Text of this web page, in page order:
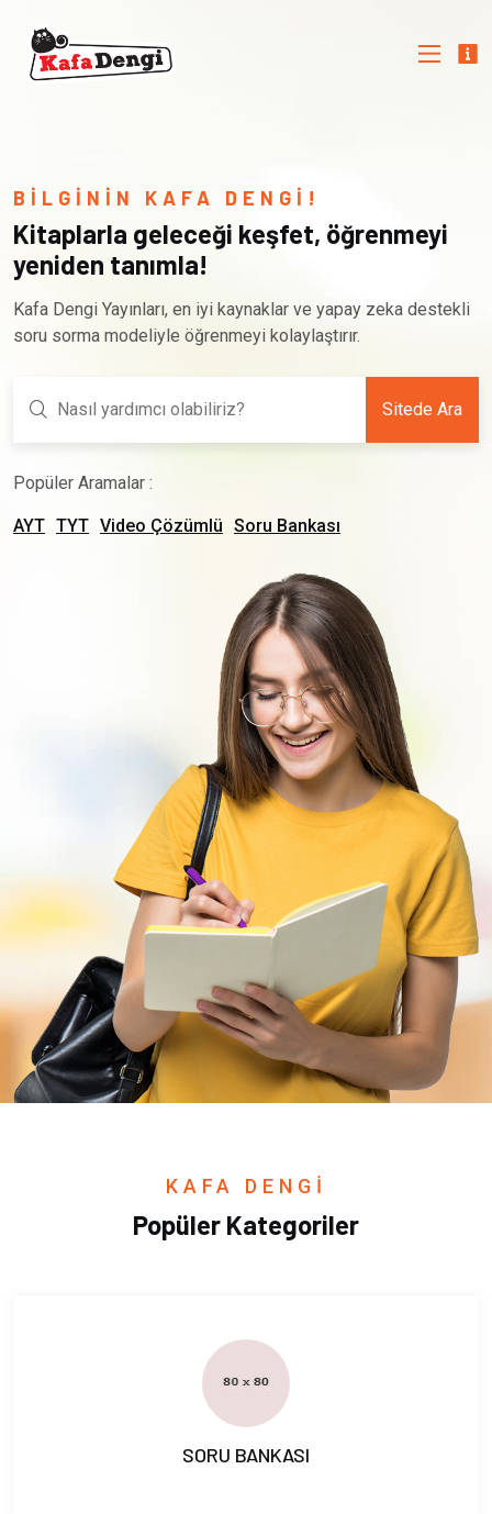
BİLGİNİN KAFA DENGİ!
Kitaplarla geleceği keşfet, öğrenmeyi
yeniden tanımla!
Kafa Dengi Yayınları, en iyi kaynaklar ve yapay zeka destekli
soru sorma modeliyle öğrenmeyi kolaylaştırır.
Sitede Ara
Popüler Aramalar :
AYT TYT Video Çözümlü Soru Bankası
KAFA DENGİ
Popüler Kategoriler
SORU BANKASI